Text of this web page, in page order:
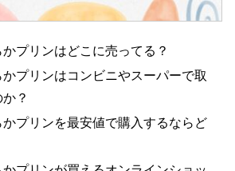
かプリンはどこに売ってる？
かプリンはコンビニやスーパーで取
？
かプリンを最安値で購入するならど